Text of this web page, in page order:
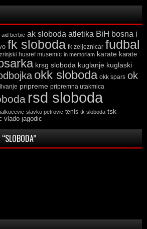
aid berbic ak sloboda atletika BiH bosna i
fk sloboda fk zeljeznicar fudbal
husref musemic in memoriam karate karate
krsg sloboda kuglanje kuglaski
okk sloboda okk spars ok
pripreme pripremna utakmica
rsd sloboda
slavko petrovic tenis tk sloboda tsk
vlado jagodic